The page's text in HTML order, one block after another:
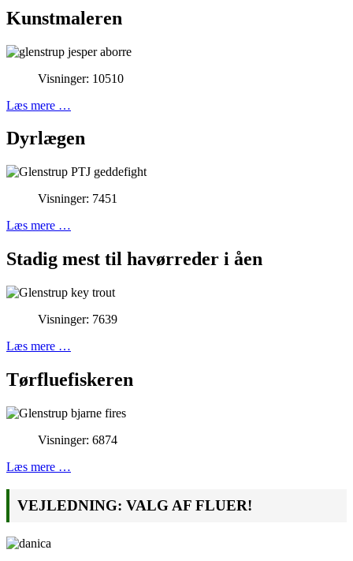
Kunstmaleren
Visninger: 10510
Læs mere …
Dyrlægen
Visninger: 7451
Læs mere …
Stadig mest til havørreder i åen
Visninger: 7639
Læs mere …
Tørfluefiskeren
Visninger: 6874
Læs mere …
VEJLEDNING: VALG AF FLUER!